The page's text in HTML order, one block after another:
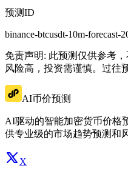
预测ID
binance-btcusdt-10m-forecast-
免责声明: 此预测仅供参考
风险高，投资需谨慎。过往
AI币价预测
AI驱动的智能加密货币价格
供专业级的市场趋势预测和
X